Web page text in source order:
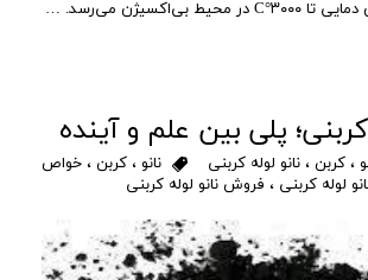
پلی بین علم و آینده
، کربن ، نانو لوله کربنی نانو ، کربن ، خواص
لوله کربنی ، فروش نانو لوله کربنی